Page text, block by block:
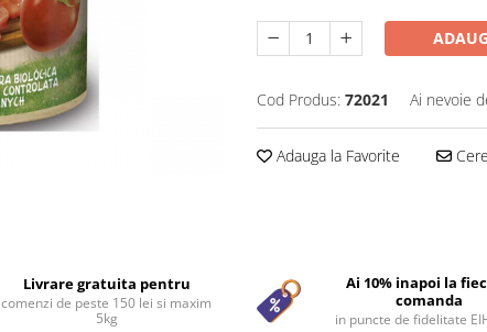
Cod Produs: 72021 Ai nevoie
Adauga la Favorite
Livrare gratuita pentru
comenzi de peste 150 lei si maxim
5kg
Ai 10% inapoi la
comanda
in puncte de fidelitate